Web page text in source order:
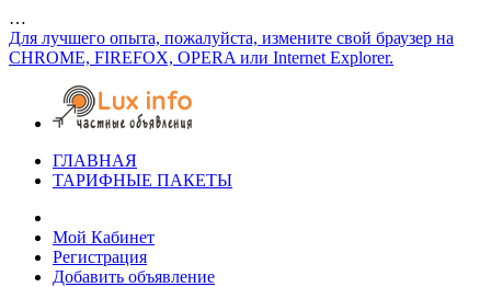
…
Для лучшего опыта, пожалуйста, измените свой браузер на
CHROME, FIREFOX, OPERA или Internet Explorer.
ГЛАВНАЯ
ТАРИФНЫЕ ПАКЕТЫ
Мой Кабинет
Регистрация
Добавить объявление